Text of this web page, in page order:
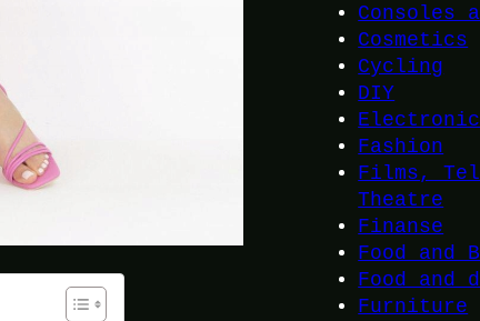
Consoles
Cosmetics
Cycling
DIY
Fashion
Films,
Theatre
Finanse
Food and
Food and
Furniture